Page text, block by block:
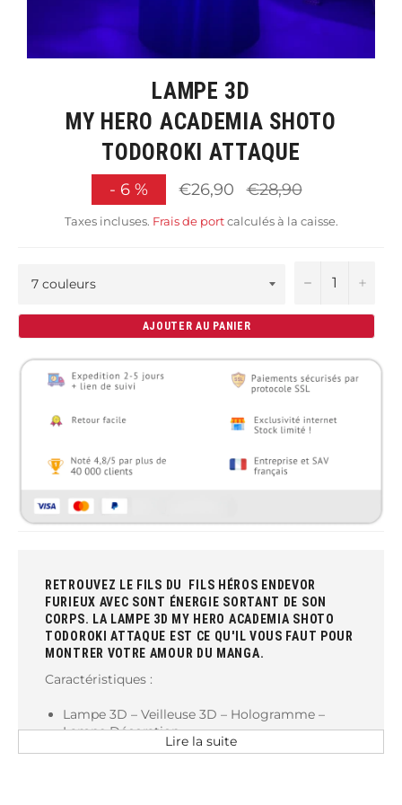
LAMPE 3D
MY HERO ACADEMIA SHOTO
TODOROKI ATTAQUE
- 6% €26,90 Prix
régulier
€28,90
Taxes incluses. Frais de portcalculés à la caisse.
− +
AJOUTER AU PANIER
RETROUVEZ LE FILS DU
FILS HÉROS ENDEVOR
FURIEUX AVEC SONT ÉNERGIE SORTANT DE SON
CORPS. LA LAMPE 3D MY HERO ACADEMIA SHOTO
TODOROKI ATTAQUE EST CE QU'IL VOUS FAUT POUR
MONTRER VOTRE AMOUR DU MANGA.
Caractéristiques :
Lampe 3D – Veilleuse 3D – Hologramme –
Lampe Décoration
Collection: Manga / Animé / My Hero
Lire la suite